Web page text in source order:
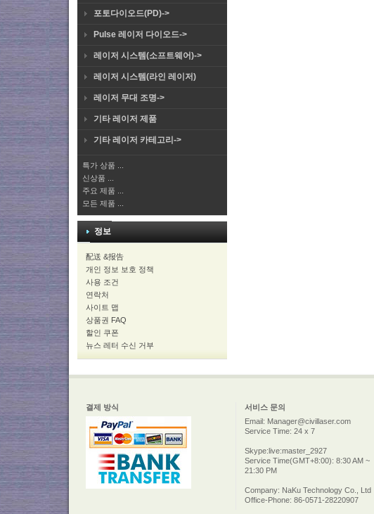
포토다이오드(PD)->
Pulse 레이저 다이오드->
레이저 시스템(소프트웨어)->
레이저 시스템(라인 레이저)
레이저 무대 조명->
기타 레이저 제품
기타 레이저 카테고리->
특가 상품 ...
신상품 ...
주요 제품 ...
모든 제품 ...
정보
配送 &报告
개인 정보 보호 정책
사용 조건
연락처
사이트 맵
상품권 FAQ
할인 쿠폰
뉴스 레터 수신 거부
결제 방식 서비스 문의
Email: Manager@civillaser.com
Service Time: 24 x 7
Skype:live:master_2927
Service Time(GMT+8:00): 8:30 AM ~
21:30 PM
Company: NaKu Technology Co., Ltd
Office-Phone: 86-0571-28220907